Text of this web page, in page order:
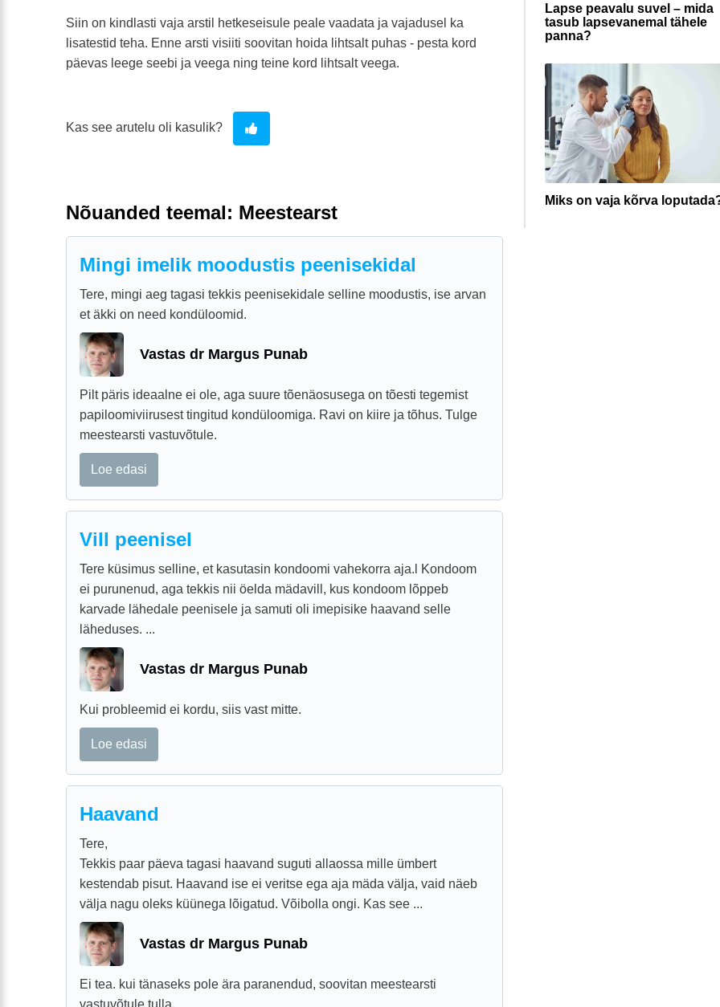
Lapse peavalu suvel – mida
tasub lapsevanemal tähele
panna?
Miks on vaja kõrva
Siin on kindlasti vaja arstil hetkeseisule peale vaadata ja vajadusel ka
lisatestid teha. Enne arsti visiiti soovitan hoida lihtsalt puhas - pesta kord
päevas leege seebi ja veega ning teine kord lihtsalt veega.
Kas see arutelu oli kasulik?
Nõuanded teemal: Meestearst
Mingi imelik moodustis peenisekidal
Tere, mingi aeg tagasi tekkis peenisekidale selline moodustis, ise arvan
et äkki on need kondüloomid.
Vastas dr Margus Punab
Pilt päris ideaalne ei ole, aga suure tõenäosusega on tõesti tegemist
papiloomiviirusest tingitud kondüloomiga. Ravi on kiire ja tõhus. Tulge
meestearsti vastuvõtule.
Loe edasi
Vill peenisel
Tere küsimus selline, et kasutasin kondoomi vahekorra aja.l Kondoom
ei purunenud, aga tekkis nii öelda mädavill, kus kondoom lõppeb
karvade lähedale peenisele ja samuti oli imepisike haavand selle
läheduses. ...
Vastas dr Margus Punab
Kui probleemid ei kordu, siis vast mitte.
Loe edasi
Haavand
Tere,
Tekkis paar päeva tagasi haavand suguti allaossa mille ümbert
kestendab pisut. Haavand ise ei veritse ega aja mäda välja, vaid näeb
välja nagu oleks küünega lõigatud. Võibolla ongi. Kas see ...
Vastas dr Margus Punab
Ei tea. kui tänaseks pole ära paranendud, soovitan meestearsti
vastuvõtule tulla.